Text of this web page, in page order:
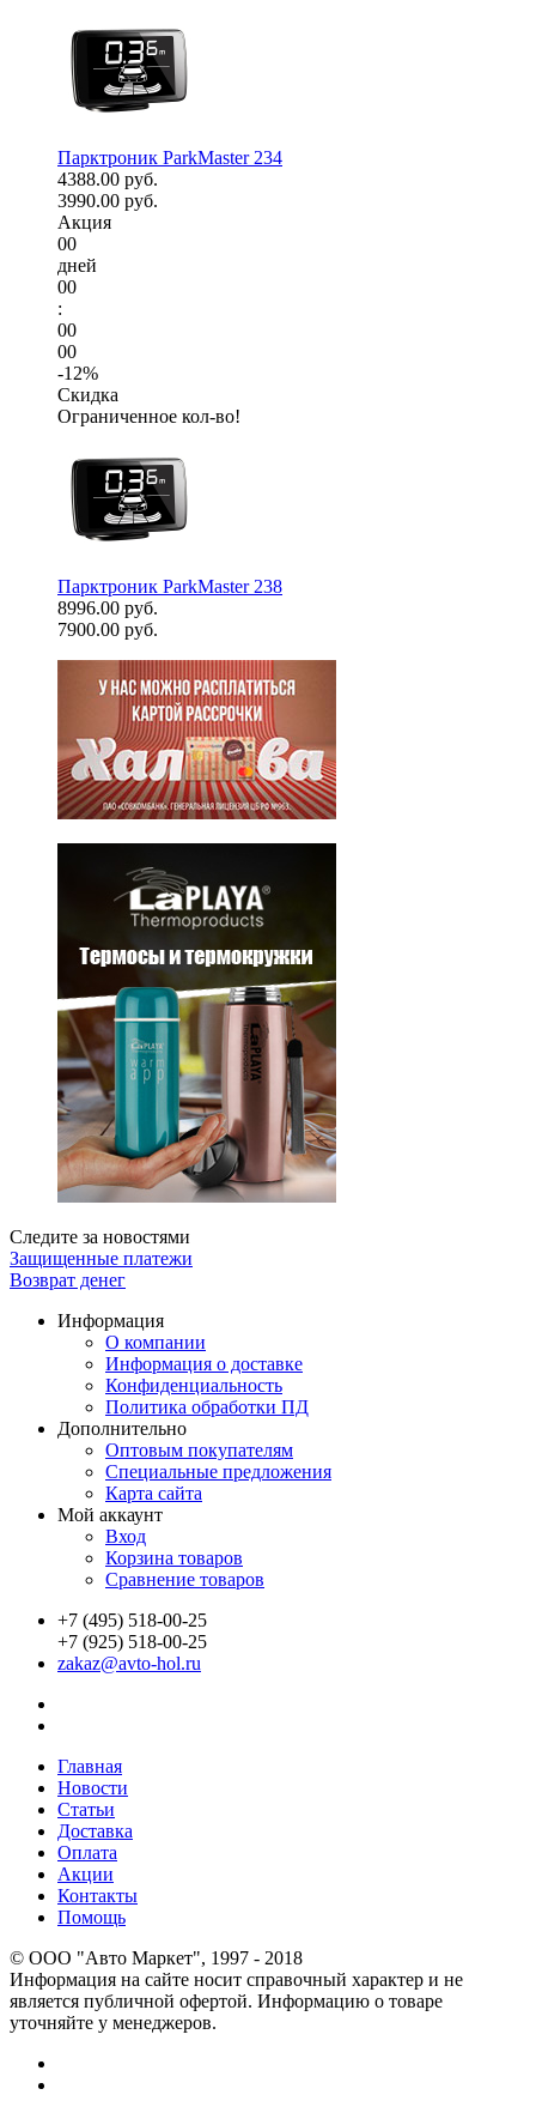
Парктроник ParkMaster 234
4388.00 руб.
3990.00 руб.
Акция
00
дней
00
:
00
00
-12%
Скидка
Ограниченное кол-во!
Парктроник ParkMaster 238
8996.00 руб.
7900.00 руб.
Следите за новостями
Защищенные платежи
Возврат денег
Информация
О компании
Информация о доставке
Конфиденциальность
Политика обработки ПД
Дополнительно
Оптовым покупателям
Специальные предложения
Карта сайта
Мой аккаунт
Вход
Корзина товаров
Сравнение товаров
+7 (495) 518-00-25
+7 (925) 518-00-25
zakaz@avto-hol.ru
Главная
Новости
Статьи
Доставка
Оплата
Акции
Контакты
Помощь
© OOO "Авто Маркет", 1997 - 2018
Информация на сайте носит справочный характер и не
является публичной офертой. Информацию о товаре
уточняйте у менеджеров.